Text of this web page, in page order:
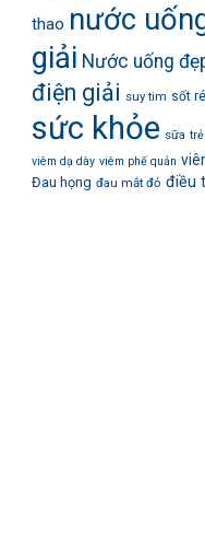
thao nước
giải Nước uống
điện giải suy tim sốt
sức khỏe sữa
viêm dạ dày viêm phế quản
Đau họng đau mắt đỏ điều